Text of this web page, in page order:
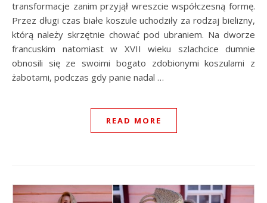
transformacje zanim przyjął wreszcie współczesną formę.
Przez długi czas białe koszule uchodziły za rodzaj bielizny,
którą należy skrzętnie chować pod ubraniem. Na dworze
francuskim natomiast w XVII wieku szlachcice dumnie
obnosili się ze swoimi bogato zdobionymi koszulami z
żabotami, podczas gdy panie nadal …
READ MORE